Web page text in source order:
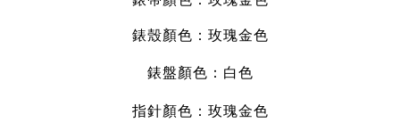
錶殼顏色：玫瑰金色
錶盤顏色：白色
指針顏色：玫瑰金色